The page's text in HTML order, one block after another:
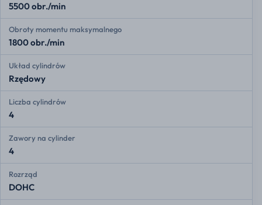
5500 obr./min
Obroty momentu maksymalnego
1800 obr./min
Układ cylindrów
Rzędowy
Liczba cylindrów
4
Zawory na cylinder
4
Rozrząd
DOHC